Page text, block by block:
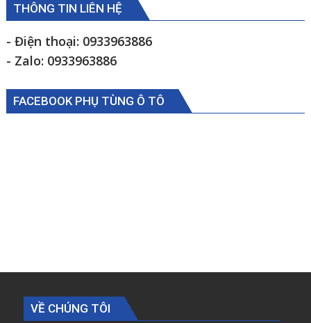
phải
Kia
THÔNG TIN LIÊN HỆ
- Điện thoại: 0933963886
- Zalo: 0933963886
FACEBOOK PHỤ TÙNG Ô TÔ
VỀ CHÚNG TÔI